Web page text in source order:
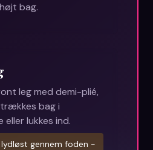
bag.
leg med demi-plié,
bag i
eller lukkes ind.
lydløst gennem foden -